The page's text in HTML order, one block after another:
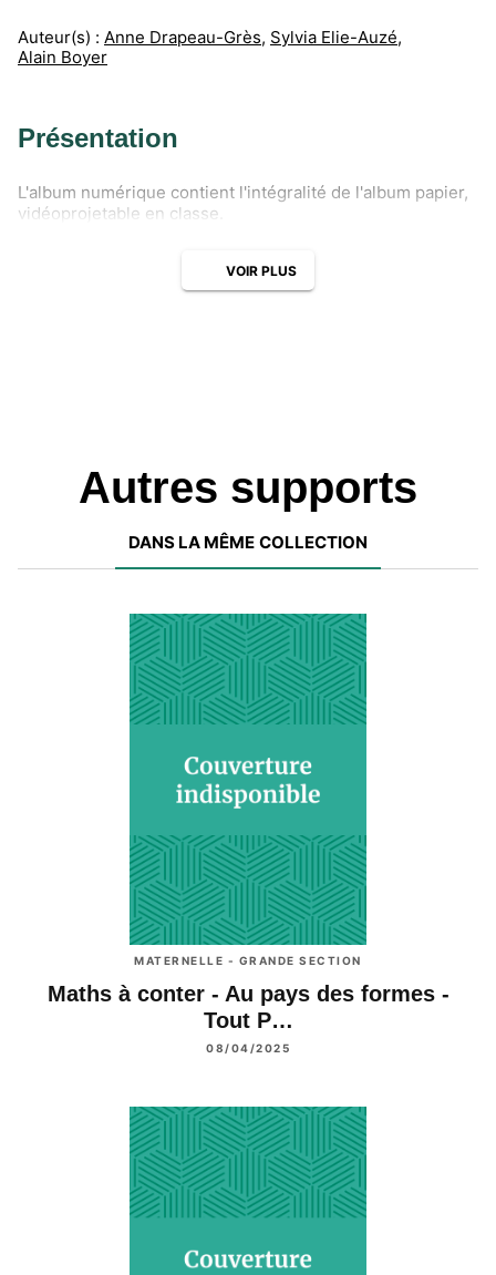
Auteur(s) : Anne Drapeau-Grès, Sylvia Elie-Auzé,
Alain Boyer
Présentation
L'album numérique contient l'intégralité de l'album papier,
vidéoprojetable en classe.
VOIR PLUS
Autres supports
DANS LA MÊME COLLECTION
MATERNELLE - GRANDE SECTION
Maths à conter - Au pays des formes -
Tout P…
08/04/2025